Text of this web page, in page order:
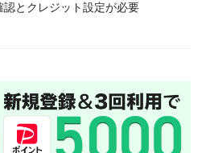
とクレジット設定が必要